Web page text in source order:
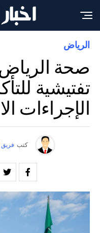
الرياض
تفتيشية
الإجراءات
كتب فريق